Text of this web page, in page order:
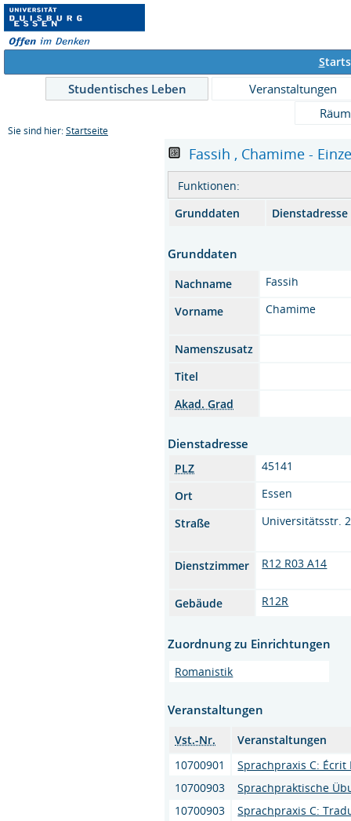
S
Studentisches Leben
Veranstaltungen
Sie sind hier: Startseite
Fassih , Chamime -
Funktionen:
Grunddaten
Dienstadresse
Grunddaten
Nachname
Fassih
Vorname
Chamime
Namenszusatz
Titel
Akad. Grad
Dienstadresse
PLZ
45141
Ort
Essen
Straße
Universitätsstr. 2
Dienstzimmer R12 R03 A14
Gebäude R12R
Zuordnung zu Einrichtungen
Romanistik
Veranstaltungen
Vst.-Nr.
Veranstaltungen
10700901
Sprachpraxis C: Écrit
10700903
Sprachpraktische
10700903
Sprachpraxis C: